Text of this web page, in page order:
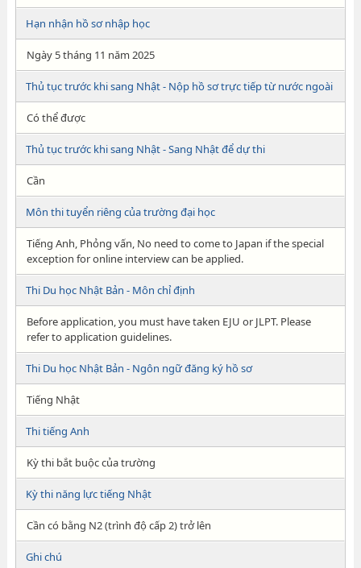
Hạn nhận hồ sơ nhập học
Ngày 5 tháng 11 năm 2025
Thủ tục trước khi sang Nhật - Nộp hồ sơ trực tiếp từ nước ngoài
Có thể được
Thủ tục trước khi sang Nhật - Sang Nhật để dự thi
Cần
Môn thi tuyển riêng của trường đại học
Tiếng Anh, Phỏng vấn, No need to come to Japan if the special
exception for online interview can be applied.
Thi Du học Nhật Bản - Môn chỉ định
Before application, you must have taken EJU or JLPT. Please
refer to application guidelines.
Thi Du học Nhật Bản - Ngôn ngữ đăng ký hồ sơ
Tiếng Nhật
Thi tiếng Anh
Kỳ thi bắt buộc của trường
Kỳ thi năng lực tiếng Nhật
Cần có bằng N2 (trình độ cấp 2) trở lên
Ghi chú